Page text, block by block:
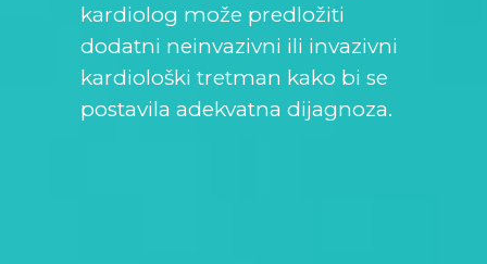
kardiolog može predložiti
dodatni neinvazivni ili invazivni
kardiološki tretman kako bi se
postavila adekvatna dijagnoza.